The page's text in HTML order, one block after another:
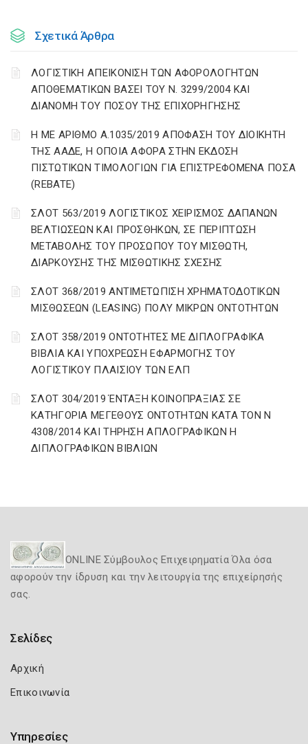
Σχετικά Άρθρα
ΛΟΓΙΣΤΙΚΗ ΑΠΕΙΚΟΝΙΣΗ ΤΩΝ ΑΦΟΡΟΛΟΓΗΤΩΝ
ΑΠΟΘΕΜΑΤΙΚΩΝ ΒΑΣΕΙ ΤΟΥ N. 3299/2004 ΚΑΙ
ΔΙΑΝΟΜΗ ΤΟΥ ΠΟΣΟΥ ΤΗΣ ΕΠΙΧΟΡΗΓΗΣΗΣ
Η ΜΕ ΑΡΙΘΜΟ Α.1035/2019 ΑΠΟΦΑΣΗ ΤΟΥ ΔΙΟΙΚΗΤΗ
ΤΗΣ ΑΑΔΕ, Η ΟΠΟΙΑ ΑΦΟΡΑ ΣΤΗΝ ΕΚΔΟΣΗ
ΠΙΣΤΩΤΙΚΩΝ ΤΙΜΟΛΟΓΙΩΝ ΓΙΑ ΕΠΙΣΤΡΕΦΟΜΕΝΑ ΠΟΣΑ
(REBATE)
ΣΛΟΤ 563/2019 ΛΟΓΙΣΤΙΚΟΣ ΧΕΙΡΙΣΜΟΣ ΔΑΠΑΝΩΝ
ΒΕΛΤΙΩΣΕΩΝ ΚΑΙ ΠΡΟΣΘΗΚΩΝ, ΣΕ ΠΕΡΙΠΤΩΣΗ
ΜΕΤΑΒΟΛΗΣ ΤΟΥ ΠΡΟΣΩΠΟΥ ΤΟΥ ΜΙΣΘΩΤΗ,
ΔΙΑΡΚΟΥΣΗΣ ΤΗΣ ΜΙΣΘΩΤΙΚΗΣ ΣΧΕΣΗΣ
ΣΛΟΤ 368/2019 ΑΝΤΙΜΕΤΩΠΙΣΗ ΧΡΗΜΑΤΟΔΟΤΙΚΩΝ
ΜΙΣΘΩΣΕΩΝ (LEASING) ΠΟΛΥ ΜΙΚΡΩΝ ΟΝΤΟΤΗΤΩΝ
ΣΛΟΤ 358/2019 ΟΝΤΟΤΗΤΕΣ ΜΕ ΔΙΠΛΟΓΡΑΦΙΚΑ
ΒΙΒΛΙΑ ΚΑΙ ΥΠΟΧΡΕΩΣΗ ΕΦΑΡΜΟΓΗΣ ΤΟΥ
ΛΟΓΙΣΤΙΚΟΥ ΠΛΑΙΣΙΟΥ ΤΩΝ ΕΛΠ
ΣΛΟΤ 304/2019 ΈΝΤΑΞΗ ΚΟΙΝΟΠΡΑΞΙΑΣ ΣΕ
ΚΑΤΗΓΟΡΙΑ ΜΕΓΕΘΟΥΣ ΟΝΤΟΤΗΤΩΝ ΚΑΤΑ ΤΟΝ Ν
4308/2014 ΚΑΙ ΤΗΡΗΣΗ ΑΠΛΟΓΡΑΦΙΚΩΝ Η
ΔΙΠΛΟΓΡΑΦΙΚΩΝ ΒΙΒΛΙΩΝ
ONLINE Σύμβουλος Επιχειρηματία Όλα όσα
αφορούν την ίδρυση και την λειτουργία της επιχείρησής
σας.
Σελίδες
Αρχική
Επικοινωνία
Υπηρεσίες